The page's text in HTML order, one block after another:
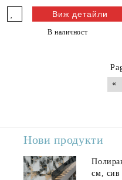
Виж детайли
В наличност
«
Нови продукти
см, сив